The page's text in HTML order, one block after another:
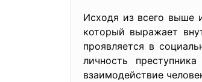
Исходя из всего выше
который выражает
проявляется в
личность
взаимодействие